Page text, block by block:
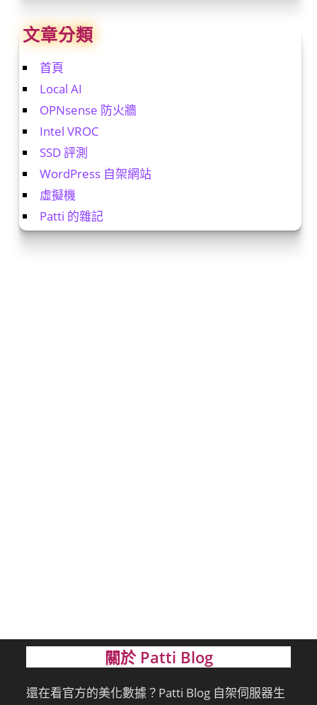
文章分類
首頁
Local AI
OPNsense 防火牆
Intel VROC
SSD 評測
WordPress 自架網站
虛擬機
Patti 的雜記
關於 Patti Blog
還在看官方的美化數據？Patti Blog 自架伺服器生